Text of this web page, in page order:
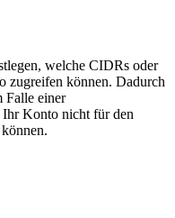
welche CIDRs oder
zugreifen können. Dadurch
Falle einer
Konto nicht für den